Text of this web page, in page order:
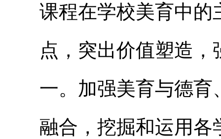
课程在学校美育中的
点，突出价值塑造
一。加强美育与德育
融合，挖掘和运用各